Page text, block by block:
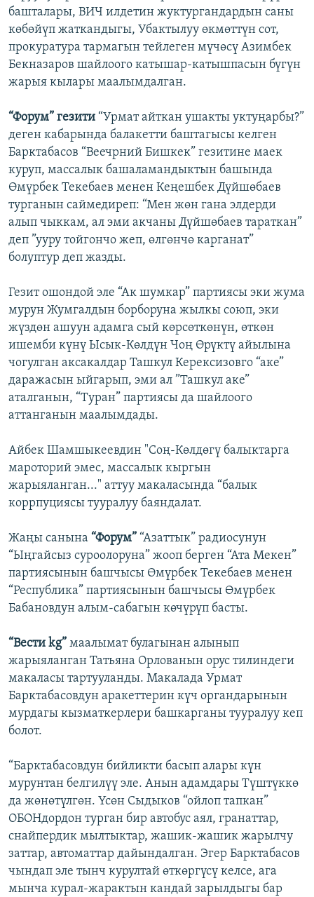
башталары, ВИЧ илдетин жуктургандардын саны
көбөйүп жаткандыгы, Убактылуу өкмөттүн сот,
прокуратура тармагын тейлеген мүчөсү Азимбек
Бекназаров шайлоого катышар-катышпасын бүгүн
жарыя кылары маалымдалган.
“Форум” гезити “Урмат айткан ушакты уктуңарбы?”
деген кабарында балакетти баштагысы келген
Барктабасов “Веечрний Бишкек” гезитине маек
куруп, массалык башаламандыктын башында
Өмүрбек Текебаев менен Кеңешбек Дүйшөбаев
турганын саймедиреп: “Мен жөн гана элдерди
алып чыккам, ал эми акчаны Дүйшөбаев тараткан”
деп ”ууру тойгончо жеп, өлгөнчө карганат”
болуптур деп жазды.
Гезит ошондой эле “Ак шумкар” партиясы эки жума
мурун Жумгалдын борборуна жылкы союп, эки
жүздөн ашуун адамга сый көрсөткөнүн, өткөн
ишемби күнү Ысык-Көлдүн Чоң Өрүктү айылына
чогулган аксакалдар Ташкул Керексизовго “аке”
даражасын ыйгарып, эми ал ”Ташкул аке”
аталганын, “Туран” партиясы да шайлоого
аттанганын маалымдады.
Айбек Шамшыкеевдин "Соң-Көлдөгү балыктарга
мароторий эмес, массалык кыргын
жарыяланган..." аттуу макаласында “балык
коррпуциясы тууралуу баяндалат.
Жаңы санына “Форум” “Азаттык” радиосунун
“Ыңгайсыз суроолоруна” жооп берген “Ата Мекен”
партиясынын башчысы Өмүрбек Текебаев менен
“Республика” партиясынын башчысы Өмүрбек
Бабановдун алым-сабагын көчүрүп басты.
“Вести kg” маалымат булагынан алынып
жарыяланган Татьяна Орлованын орус тилиндеги
макаласы тартууланды. Макалада Урмат
Барктабасовдун аракеттерин күч органдарынын
мурдагы кызматкерлери башкарганы тууралуу кеп
болот.
“Барктабасовдун бийликти басып алары күн
мурунтан белгилүү эле. Анын адамдары Түштүккө
да жөнөтүлгөн. Үсөн Сыдыков “ойлоп тапкан”
ОБОНдордон турган бир автобус аял, гранаттар,
снайпердик мылтыктар, жашик-жашик жарылчу
заттар, автоматтар дайындалган. Эгер Барктабасов
чындап эле тынч курултай өткөргүсү келсе, ага
мынча курал-жарактын кандай зарылдыгы бар